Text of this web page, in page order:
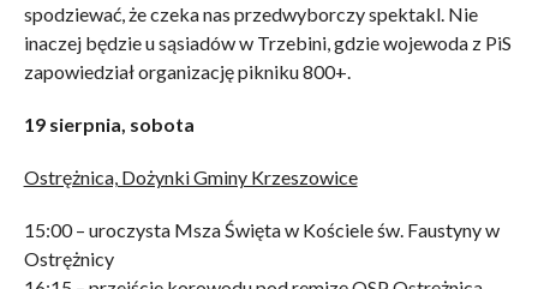
spodziewać, że czeka nas przedwyborczy spektakl. Nie
inaczej będzie u sąsiadów w Trzebini, gdzie wojewoda z PiS
zapowiedział organizację pikniku 800+.
19 sierpnia, sobota
Ostrężnica, Dożynki Gminy Krzeszowice
15:00 – uroczysta Msza Święta w Kościele św. Faustyny w
Ostrężnicy